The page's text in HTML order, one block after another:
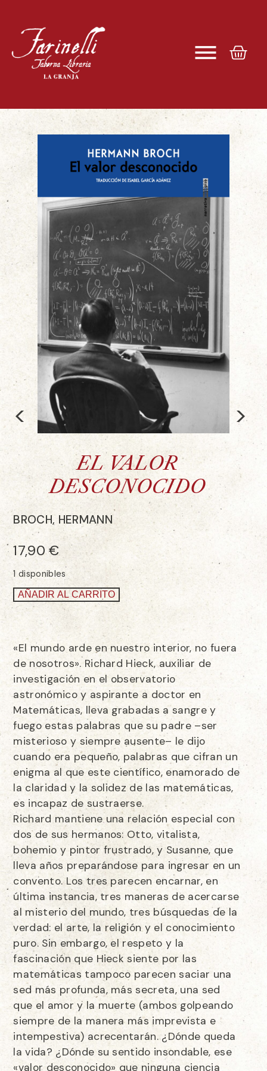
< >
EL VALOR
DESCONOCIDO
BROCH, HERMANN
17,90€
1 disponibles
AÑADIR AL CARRITO
«El mundo arde en nuestro interior, no fuera
de nosotros». Richard Hieck, auxiliar de
investigación en el observatorio
astronómico y aspirante a doctor en
Matemáticas, lleva grabadas a sangre y
fuego estas palabras que su padre –ser
misterioso y siempre ausente– le dijo
cuando era peque­ño, palabras que cifran un
enigma al que este científico, enamorado de
la claridad y la solidez de las matemáticas,
es incapaz de sustraerse.
Richard mantiene una relación especial con
dos de sus hermanos: Otto, vitalista,
bohemio y pintor frustrado, y Susanne, que
lleva años preparándose para ingresar en un
convento. Los tres parecen encarnar, en
última instancia, tres maneras de acercarse
al misterio del mundo, tres búsquedas de la
verdad: el arte, la religión y el conocimiento
puro. Sin embargo, el respeto y la
fascinación que Hieck siente por las
matemáticas tampoco parecen saciar una
sed más profunda, más secreta, una sed
que el amor y la muerte (ambos golpeando
siempre de la manera más imprevista e
intempestiva) acrecentarán. ¿Dónde queda
la vida? ¿Dónde su sentido insondable, ese
«valor desconocido» que ninguna ciencia